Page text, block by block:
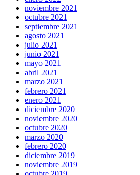
noviembre 2021
octubre 2021
septiembre 2021
agosto 2021
julio 2021
junio 2021
mayo 2021
abril 2021
marzo 2021
febrero 2021
enero 2021
diciembre 2020
noviembre 2020
octubre 2020
marzo 2020
febrero 2020
diciembre 2019
noviembre 2019